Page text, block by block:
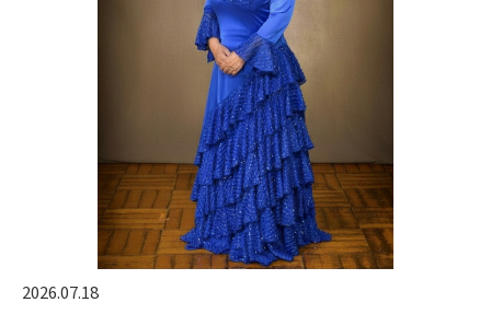
2026.07.18